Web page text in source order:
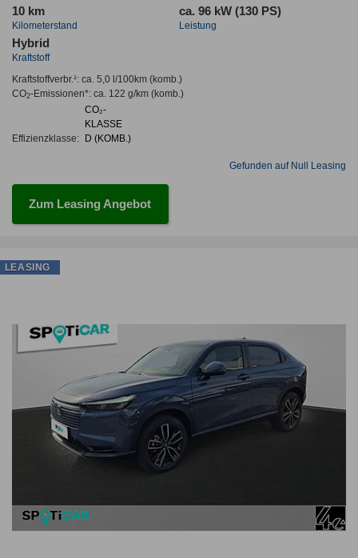
10 km
Kilometerstand
ca. 96 kW (130 PS)
Leistung
Hybrid
Kraftstoff
Kraftstoffverbr.¹: ca. 5,0 l/100km(komb.)
CO2-Emissionen*: ca. 122 g/km(komb.)
Effizienzklasse:
CO₂-
KLASSE
D (KOMB.)
Gefunden auf Null Leasing
Zum Leasing Angebot
LEASING